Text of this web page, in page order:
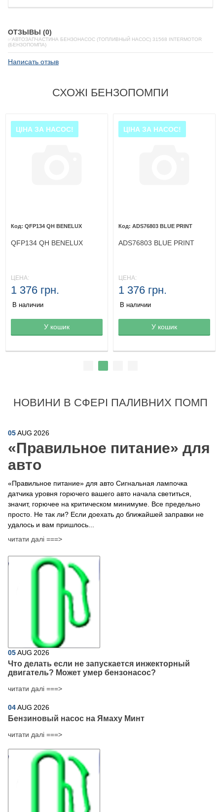
ОТЗЫВЫ (0)
✅АВТОЗАПЧАСТИНА БЕНЗОНАСОС (ТОПЛИВНЫЙ НАСОС) 31568 INTERMOTOR
(БЕНЗОПОМПА)
Написать отзыв
СХОЖІ БЕНЗОПОМПИ
Товар в корзине
ЦІНА ЗА НАСОС!
QFP134 QH BENELUX
QFP134 QH BENELUX
ЦЕНА:
1 376 грн.
В наличии
У кошик Товар в корзине
ЦІНА ЗА НАСОС!
ADS76803 BLUE PRINT
ADS76803 BLUE PRINT
ЦЕНА:
1 376 грн.
В наличии
У кошик
НОВИНИ В СФЕРІ ПАЛИВНИХ ПОМП
05AUG 2026
​«Правильное питание» для
авто
«Правильное питание» для авто Сигнальная лампочка
датчика уровня горючего вашего авто начала светиться,
значит, горючее на критическом минимуме. Все предельно
просто. Не так ли? Если доехать до ближайшей заправки не
удалось и вам пришлось...
читати далі ===>
05AUG 2026
Что делать если не запускается инжекторный
двигатель? Может умер бензонасос?
читати далі ===>
04AUG 2026
Бензиновый насос на Ямаху Минт
читати далі ===>